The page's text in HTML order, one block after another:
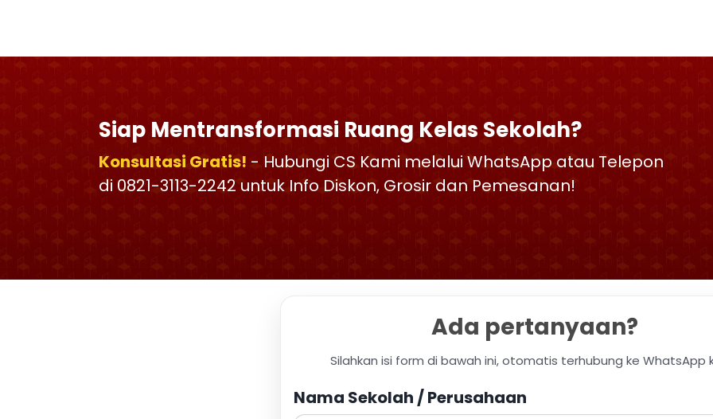
Siap Mentransformasi Ruang Kelas Sekolah?
Konsultasi Gratis! - Hubungi CS Kami melalui WhatsApp atau Telepon
di 0821-3113-2242 untuk Info Diskon, Grosir dan Pemesanan!
Ada pertanyaan?
Silahkan isi form di bawah ini, otomatis terhubung ke WhatsApp
Nama Sekolah / Perusahaan